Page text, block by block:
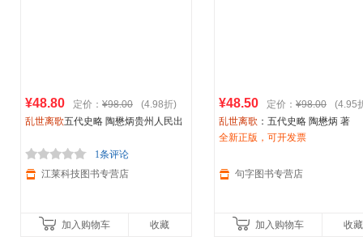
¥48.80 定价： ¥98.00
(4.98折)
乱世离歌五代史略 陶懋炳贵州人民出
1条评论
江莱科技图书专营店
加入购物车 收藏
¥48.50 定价： ¥98.00
(4.95
乱世离歌 ：五代史略 陶懋炳 著
全新正版，可开发票
句字图书专营店
加入购物车 收藏